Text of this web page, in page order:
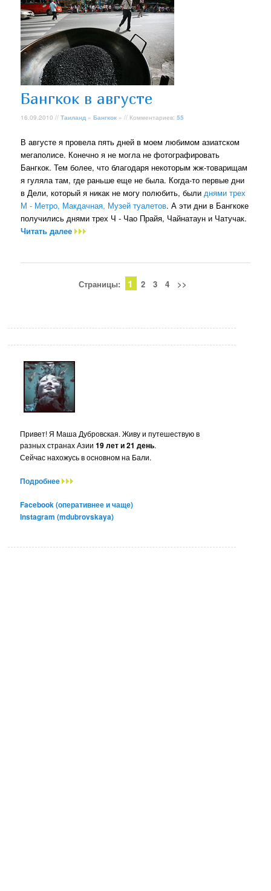
Бангкок в августе
16.09.2010 //Таиланд »Бангкок » // Комментариев:55
В августе я провела пять дней в моем любимом азиатском
мегаполисе. Конечно я не могла не фотографировать
Бангкок. Тем более, что благодаря некоторым жж-товарищам
я гуляла там, где раньше еще не была. Когда-то первые дни
в Дели, который я никак не могу полюбить, былиднями трех
М - Метро, Макдачная, Музей туалетов. А эти дни в Бангкоке
получились днями трех Ч - Чао Прайя, Чайнатаун и Чатучак.
Читать далее
Страницы: 1 2 3 4 >>
Привет! Я Маша Дубровская. Живу и путешествую в
разных странах Азии19 лет и 21 день.
Сейчас нахожусь в основном на Бали.
Подробнее
Facebook (оперативнее и чаще)
Instagram (mdubrovskaya)